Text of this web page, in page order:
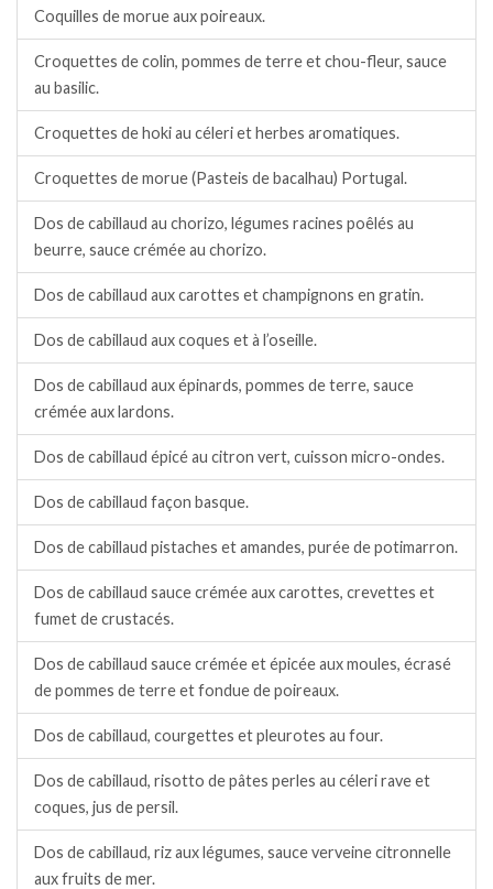
Coquilles de morue aux poireaux.
Croquettes de colin, pommes de terre et chou-fleur, sauce
au basilic.
Croquettes de hoki au céleri et herbes aromatiques.
Croquettes de morue (Pasteis de bacalhau) Portugal.
Dos de cabillaud au chorizo, légumes racines poêlés au
beurre, sauce crémée au chorizo.
Dos de cabillaud aux carottes et champignons en gratin.
Dos de cabillaud aux coques et à l’oseille.
Dos de cabillaud aux épinards, pommes de terre, sauce
crémée aux lardons.
Dos de cabillaud épicé au citron vert, cuisson micro-ondes.
Dos de cabillaud façon basque.
Dos de cabillaud pistaches et amandes, purée de potimarron.
Dos de cabillaud sauce crémée aux carottes, crevettes et
fumet de crustacés.
Dos de cabillaud sauce crémée et épicée aux moules, écrasé
de pommes de terre et fondue de poireaux.
Dos de cabillaud, courgettes et pleurotes au four.
Dos de cabillaud, risotto de pâtes perles au céleri rave et
coques, jus de persil.
Dos de cabillaud, riz aux légumes, sauce verveine citronnelle
aux fruits de mer.